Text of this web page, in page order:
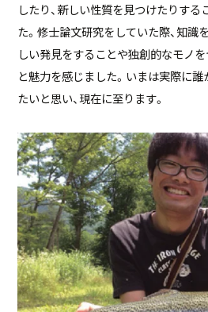
したり、新しい性質を見つけたりす
た。修士論文研究をしていた際、知識
しい発見をすることや独創的なモノ
と魅力を感じました。いまは実際に
たいと思い、現在に至ります。